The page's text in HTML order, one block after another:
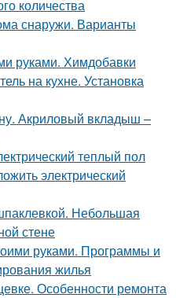
количества
снаружи. Варианты
руками. Химдобавки
на кухне. Установка
Акриловый вкладыш –
теплый пол
электрический
Небольшая
стене
руками. Программы и
жилья
Особенности ремонта